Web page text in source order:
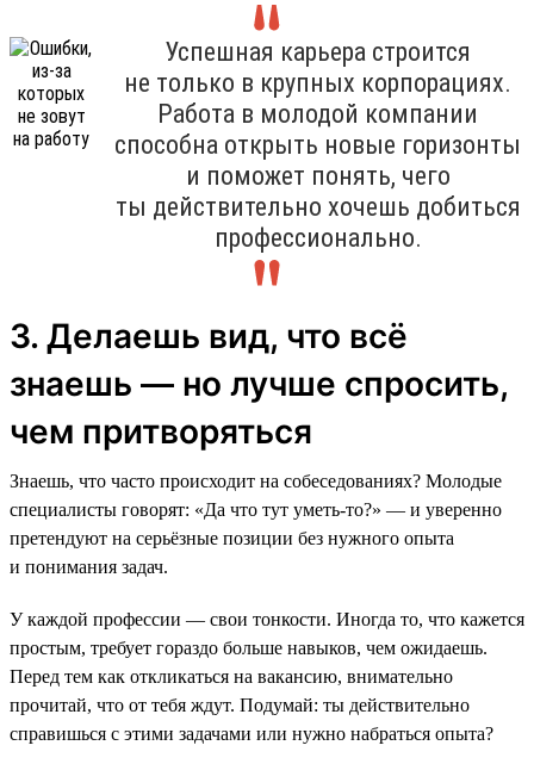
Успешная карьера строится
не только в крупных корпорациях.
Работа в молодой компании
способна открыть новые горизонты
и поможет понять, чего
ты действительно хочешь добиться
профессионально.
3. Делаешь вид, что всё
знаешь — но лучше спросить,
чем притворяться
Знаешь, что часто происходит на собеседованиях? Молодые
специалисты говорят: «Да что тут уметь-то?» — и уверенно
претендуют на серьёзные позиции без нужного опыта
и понимания задач.
У каждой профессии — свои тонкости. Иногда то, что кажется
простым, требует гораздо больше навыков, чем ожидаешь.
Перед тем как откликаться на вакансию, внимательно
прочитай, что от тебя ждут. Подумай: ты действительно
справишься с этими задачами или нужно набраться опыта?